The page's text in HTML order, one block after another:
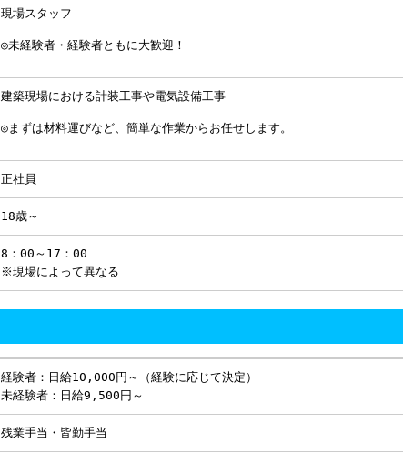
現場スタッフ
◎未経験者・経験者ともに大歓迎！
建築現場における計装工事や電気設備工事
◎まずは材料運びなど、簡単な作業からお任せします。
正社員
18歳～
8：00～17：00
※現場によって異なる
経験者：日給10,000円～（経験に応じて決定）
未経験者：日給9,500円～
残業手当・皆勤手当